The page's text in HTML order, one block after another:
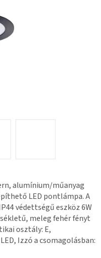
alumínium/műanyag
LED pontlámpa. A
védettségű eszköz 6W
meleg fehér fényt
osztály: E,
Izzó a csomagolásban: